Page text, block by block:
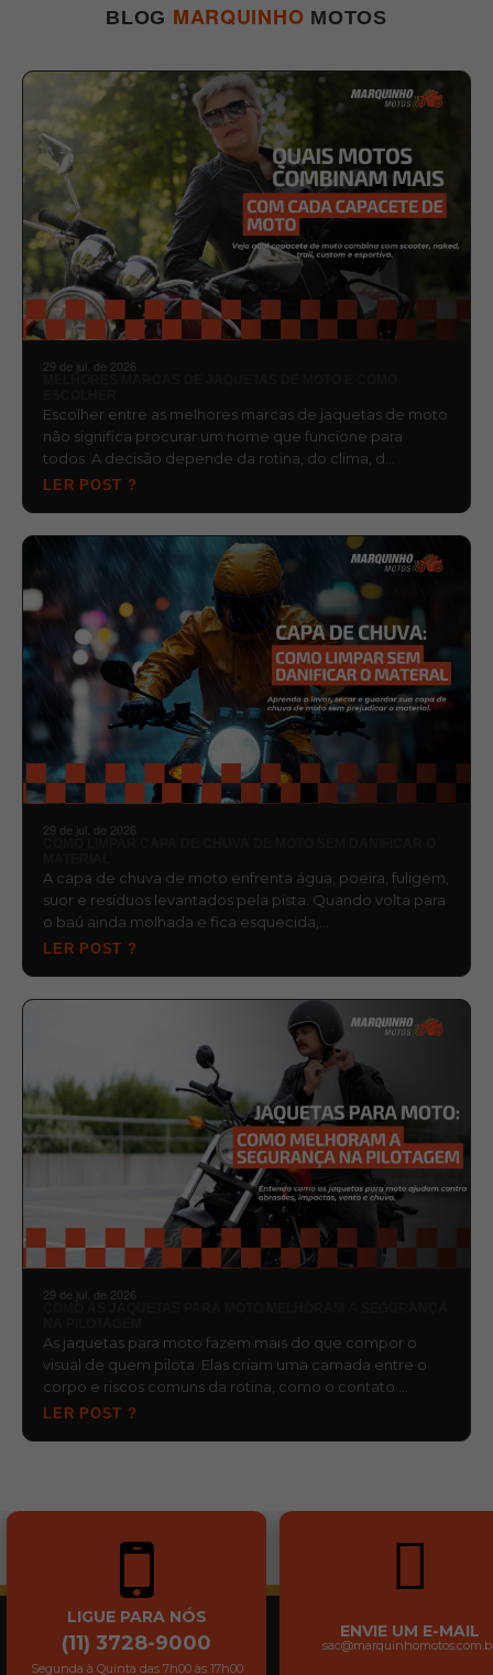
BLOG MARQUINHO MOTOS
29 de jul. de 2026
Escolher entre as melhores marcas de jaquetas de moto
não significa procurar um nome que funcione para
todos. A decisão depende da rotina, do clima, d…
LER POST ?
29 de jul. de 2026
A capa de chuva de moto enfrenta água, poeira, fuligem,
suor e resíduos levantados pela pista. Quando volta para
o baú ainda molhada e fica esquecida,…
LER POST ?
29 de jul. de 2026
As jaquetas para moto fazem mais do que compor o
visual de quem pilota. Elas criam uma camada entre o
corpo e riscos comuns da rotina, como o contato …
LER POST ?
LIGUE PARA NÓS
(11) 3728-9000
Segunda à Quinta das 7h00 às 17h00
ENVIE UM E-MAIL